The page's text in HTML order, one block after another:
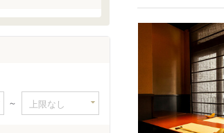
梅田駅
中崎町駅
大阪梅田駅（阪急）
～